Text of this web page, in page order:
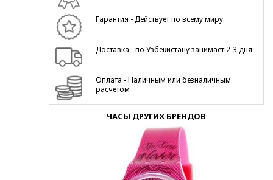
Гарантия - Действует по всему миру.
Доставка - по Узбекистану занимает 2-3 дня
Оплата - Наличным или безналичным
расчетом
ЧАСЫ ДРУГИХ БРЕНДОВ